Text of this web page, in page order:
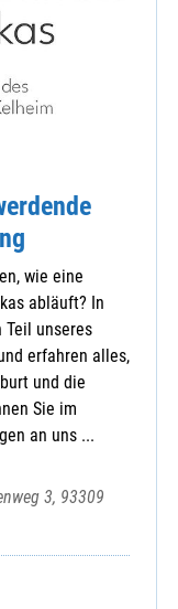
wie eine
abläuft? In
unseres
erfahren alles,
und die
Sie im
an uns ...
3, 93309